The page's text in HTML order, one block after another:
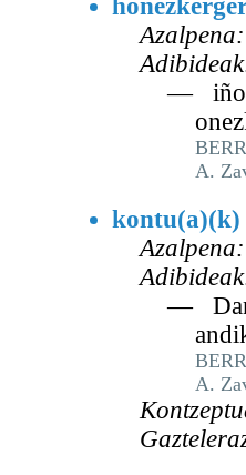
Azalpena:
— iñor
A.
kontu(a)(k)
Azalpena:
—
A.